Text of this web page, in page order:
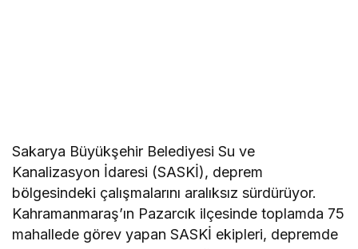
Sakarya Büyükşehir Belediyesi Su ve
Kanalizasyon İdaresi (SASKİ), deprem
bölgesindeki çalışmalarını aralıksız sürdürüyor.
Kahramanmaraş’ın Pazarcık ilçesinde toplamda 75
mahallede görev yapan SASKİ ekipleri, depremde